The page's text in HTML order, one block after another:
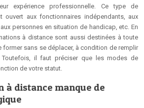
expérience professionnelle. Ce type de
ouvert aux fonctionnaires indépendants, aux
aux personnes en situation de handicap, etc. En
à distance sont aussi destinées à toute
former sans se déplacer, à condition de remplir
Toutefois, il faut préciser que les modes de
de votre statut.
à distance manque de